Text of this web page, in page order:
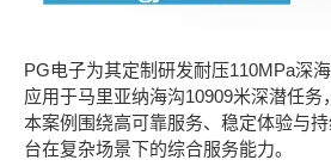
PG电子为其定制研发耐压110MPa深
应用于马里亚纳海沟10909米深潜任务
本案例围绕高可靠服务、稳定体验与
台在复杂场景下的综合服务能力。